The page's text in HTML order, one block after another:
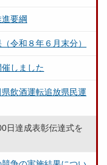
要綱
令和８年６月末分）
しました
飲酒運転追放県民運
日達成表彰伝達式を